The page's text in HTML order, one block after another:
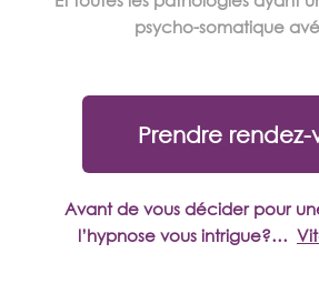
psycho-somatique
Prendre rendez-
Avant de vous décider pour
l’hypnose vous intrigue?…